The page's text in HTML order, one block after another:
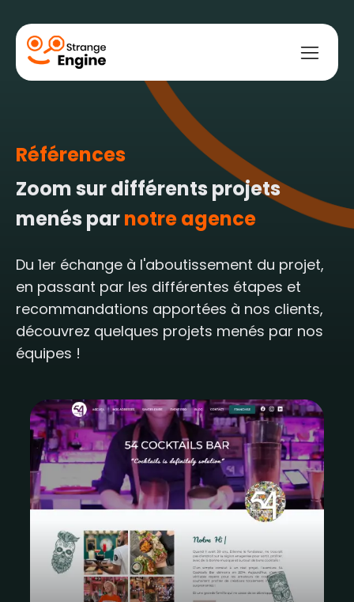
web
Références
Zoom sur différents projets
menés parnotre agence
Du 1er échange à l'aboutissement du projet,
en passant par les différentes étapes et
recommandations apportées à nos clients,
découvrez quelques projets menés par nos
équipes !